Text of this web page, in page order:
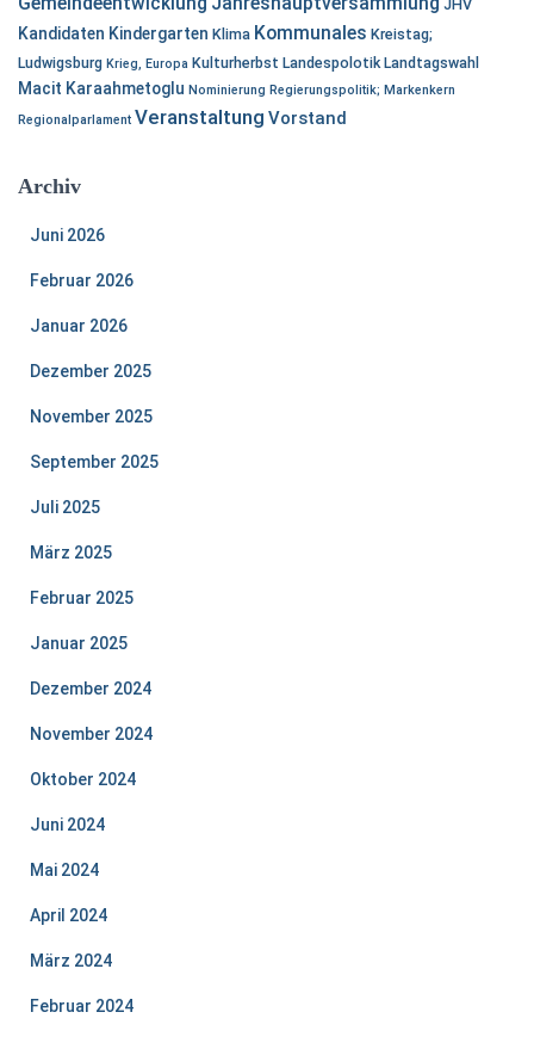
JHV
Kandidaten Kindergarten Klima Kommunales Kreistag;
Ludwigsburg Krieg, Europa Kulturherbst Landespolotik Landtagswahl
Macit Karaahmetoglu Nominierung Regierungspolitik; Markenkern
Regionalparlament Veranstaltung Vorstand
Archiv
Juni 2026
Februar 2026
Januar 2026
Dezember 2025
November 2025
September 2025
Juli 2025
März 2025
Februar 2025
Januar 2025
Dezember 2024
November 2024
Oktober 2024
Juni 2024
Mai 2024
April 2024
März 2024
Februar 2024